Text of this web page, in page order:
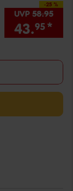
-25 %
Sie Sparen 25
UVP 58.95
43.95 *